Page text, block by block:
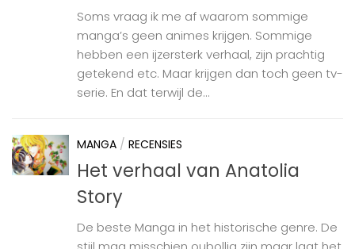
Soms vraag ik me af waarom sommige
manga’s geen animes krijgen. Sommige
hebben een ijzersterk verhaal, zijn prachtig
getekend etc. Maar krijgen dan toch geen tv-
serie. En dat terwijl de...
MANGA / RECENSIES
Het verhaal van Anatolia
Story
De beste Manga in het historische genre. De